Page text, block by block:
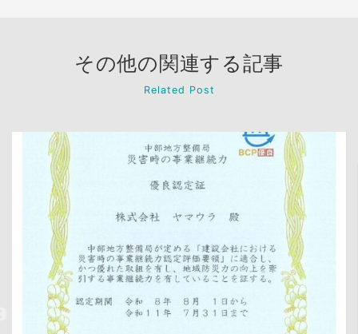
その他の関連する記事
Related Post